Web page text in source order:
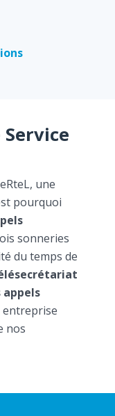
une
pourquoi
sonneries
du temps de
appels
entreprise
nos